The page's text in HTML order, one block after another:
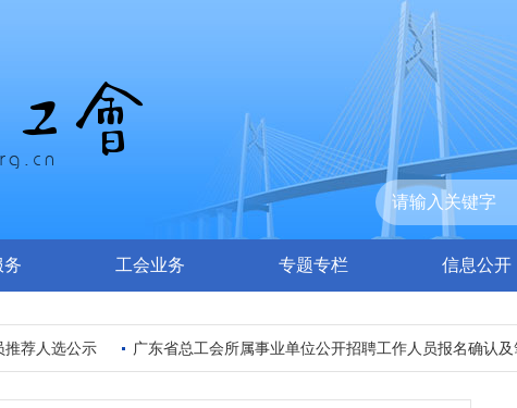
务 工会业务 专题专栏 信息公开
公示 广东省总工会所属事业单位公开招聘工作人员报名确认及笔试公告